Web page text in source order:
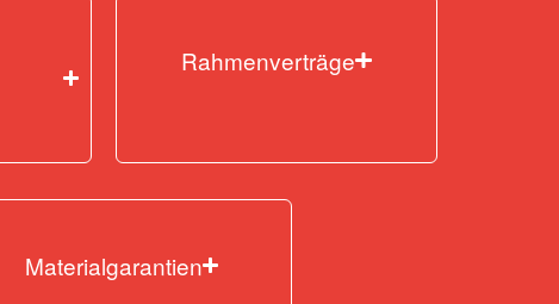
Rahmenverträge
Materialgarantien